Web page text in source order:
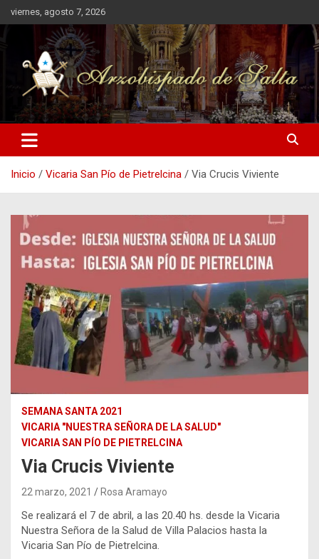
Saltar
al
contenido
viernes, agosto 7, 2026
Arzobispado de Salta
Arzobispado de Salta
Inicio Vicaria San Pío de Pietrelcina Via Crucis Viviente
SEMANA SANTA 2021
VICARIA "NUESTRA SEÑORA DE LA SALUD"
VICARIA SAN PÍO DE PIETRELCINA
Via Crucis Viviente
22 marzo, 2021 Rosa Aramayo
Se realizará el 7 de abril, a las 20.40 hs. desde la Vicaria
Nuestra Señora de la Salud de Villa Palacios hasta la
Vicaria San Pío de Pietrelcina.